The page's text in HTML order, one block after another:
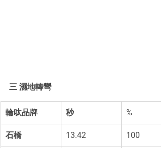
三 濕地轉彎
輪呔品牌 秒 %
石橋 13.42 100